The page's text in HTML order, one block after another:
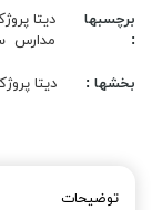
برچسبها
:
دیتا
مدارس
بخشها : دیتا
توضیحات